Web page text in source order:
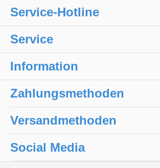
Service-Hotline
Service
Information
Zahlungsmethoden
Versandmethoden
Social Media